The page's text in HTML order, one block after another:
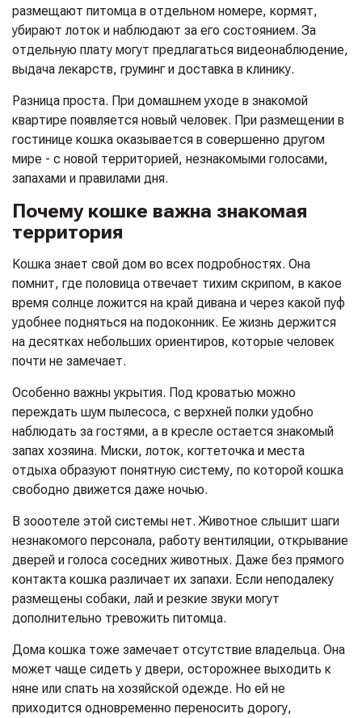
размещают питомца в отдельном номере, кормят,
убирают лоток и наблюдают за его состоянием. За
отдельную плату могут предлагаться видеонаблюдение,
выдача лекарств, груминг и доставка в клинику.
Разница проста. При домашнем уходе в знакомой
квартире появляется новый человек. При размещении в
гостинице кошка оказывается в совершенно другом
мире - с новой территорией, незнакомыми голосами,
запахами и правилами дня.
Почему кошке важна знакомая
территория
Кошка знает свой дом во всех подробностях. Она
помнит, где половица отвечает тихим скрипом, в какое
время солнце ложится на край дивана и через какой пуф
удобнее подняться на подоконник. Ее жизнь держится
на десятках небольших ориентиров, которые человек
почти не замечает.
Особенно важны укрытия. Под кроватью можно
переждать шум пылесоса, с верхней полки удобно
наблюдать за гостями, а в кресле остается знакомый
запах хозяина. Миски, лоток, когтеточка и места
отдыха образуют понятную систему, по которой кошка
свободно движется даже ночью.
В зооотеле этой системы нет. Животное слышит шаги
незнакомого персонала, работу вентиляции, открывание
дверей и голоса соседних животных. Даже без прямого
контакта кошка различает их запахи. Если неподалеку
размещены собаки, лай и резкие звуки могут
дополнительно тревожить питомца.
Дома кошка тоже замечает отсутствие владельца. Она
может чаще сидеть у двери, осторожнее выходить к
няне или спать на хозяйской одежде. Но ей не
приходится одновременно переносить дорогу,